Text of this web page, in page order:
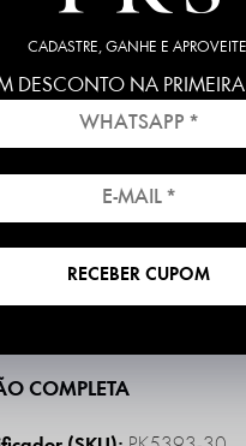
COMPLETA
CADASTRE, GANHE E
DESCONTO NA
RECEBER CUPOM